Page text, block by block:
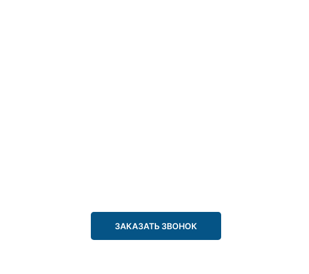
ЗАКАЗАТЬ ЗВОНОК